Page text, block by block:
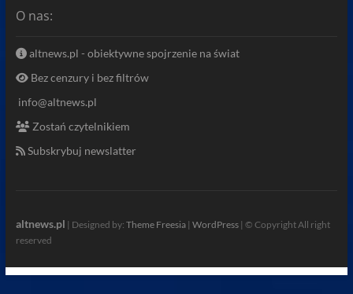
O nas:
altnews.pl - obiektywne spojrzenie na świat
Bez cenzury i bez filtrów
info@altnews.pl
Zostań czytelnikiem
Subskrybuj newslatter
altnews.pl | Designed by: Theme Freesia| WordPress| © Copyright All right
reserved